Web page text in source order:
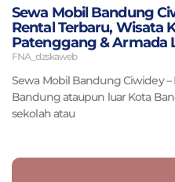
Sewa Mobil Bandung
Rental Terbaru, Wisata
Patenggang & Armada
FNA_dzskaweb
Sewa Mobil Bandung Ciwidey –
Bandung ataupun luar Kota
sekolah atau